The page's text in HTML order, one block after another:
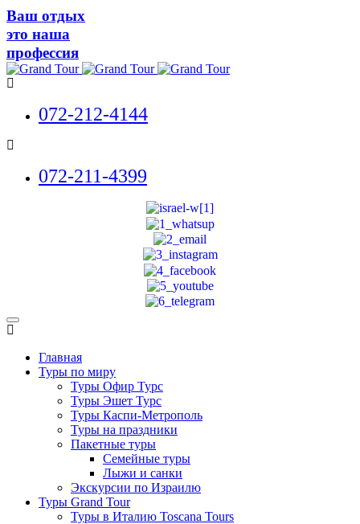
Ваш отдых
это наша
профессия
072-212-4144
072-211-4399
Главная
Туры по миру
Туры Офир Турс
Туры Эшет Турс
Туры Каспи-Метрополь
Туры на праздники
Пакетные туры
Семейные туры
Лыжи и санки
Экскурсии по Израилю
Туры Grand Tour
Туры в Италию Toscana Tours